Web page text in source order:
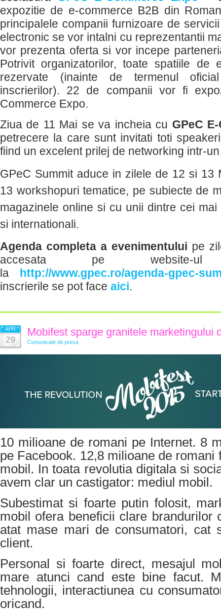
expozitie de e-commerce B2B din
principalele companii furnizoare de
electronic se vor intalni cu reprezentantii
vor prezenta oferta si vor incepe
Potrivit organizatorilor, toate spatiile de
rezervate (inainte de termenul
inscrierilor). 22 de companii vor fi
Commerce Expo.
Ziua de 11 Mai se va incheia cu GPeC
petrecere la care sunt invitati toti
fiind un excelent prilej de networking intr-
GPeC Summit aduce in zilele de 12 si 13
13 workshopuri tematice, pe subiecte de
magazinele online si cu unii dintre cei
si internationali.
Agenda completa a evenimentului pe
accesata pe website-ul
la http://www.gpec.ro/agenda-gpec-
inscrierile se pot face aici.
APR
29
Mobifest sparge granitele marketingului
Comunicate de presa
10 milioane de romani pe Internet. 8
pe Facebook. 12,8 milioane de romani
mobil. In toata revolutia digitala si
avem clar un castigator: mediul mobil.
Subestimat si foarte putin folosit,
mobil ofera beneficii clare brandurilor
atat mase mari de consumatori, cat
client.
Personal si foarte direct, mesajul
mare atunci cand este bine facut.
tehnologii, interactiunea cu
oricand.